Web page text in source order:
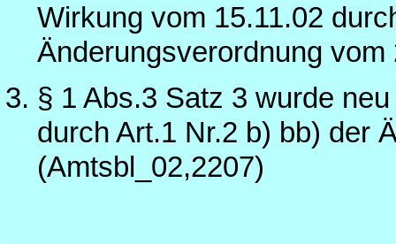
Wirkung vom 15.11.02
Änderungsverordnung
§ 1 Abs.3 Satz 3 wurde
durch Art.1 Nr.2 b) bb) der
(Amtsbl_02,2207)